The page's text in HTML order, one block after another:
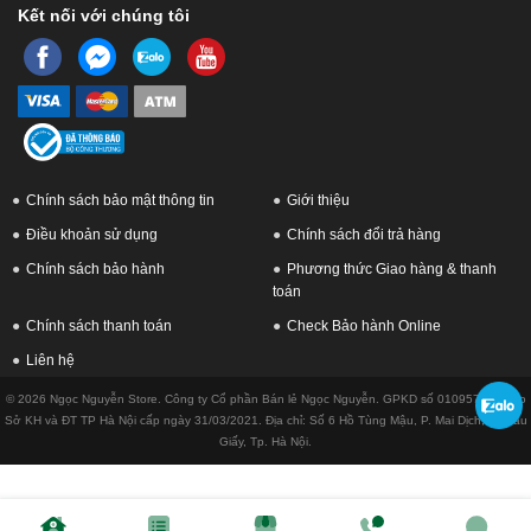
Kết nối với chúng tôi
Chính sách bảo mật thông tin Giới thiệu
Điều khoản sử dụng Chính sách đổi trả hàng
Chính sách bảo hành
Phương thức Giao hàng & thanh
toán
Chính sách thanh toán Check Bảo hành Online
Liên hệ
© 2026 Ngọc Nguyễn Store. Công ty Cổ phần Bán lẻ Ngọc Nguyễn. GPKD số 0109576433 do
Sở KH và ĐT TP Hà Nội cấp ngày 31/03/2021. Địa chỉ: Số 6 Hồ Tùng Mậu, P. Mai Dịch, Q. Cầu
Giấy, Tp. Hà Nội.